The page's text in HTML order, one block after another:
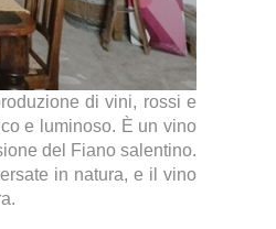
di vini, rossi e
e luminoso. È un vino
del Fiano salentino.
in natura, e il vino